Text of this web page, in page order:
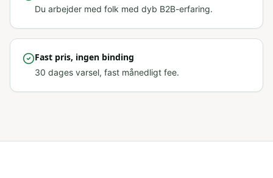
Du arbejder med folk med dyb B2B-erfaring.
Fast pris, ingen binding
30 dages varsel, fast månedligt fee.